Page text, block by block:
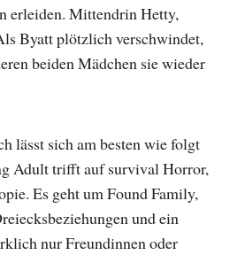
erleiden. Mittendrin Hetty,
Byatt plötzlich verschwindet,
beiden Mädchen sie wieder
lässt sich am besten wie folgt
Adult trifft auf survival Horror,
Es geht um Found Family,
und ein
nur Freundinnen oder